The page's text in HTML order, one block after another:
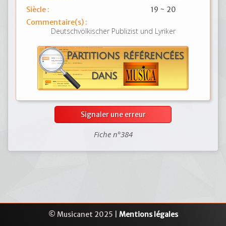
Siècle :
19 ~ 20
Commentaire(s) :
Deutschvölkischer Publizist und Lyriker
Signaler une erreur
Fiche n°384
© Musicanet 2025 | Mentions légales